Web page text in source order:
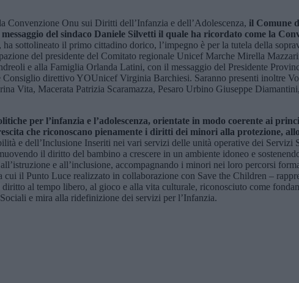
Convenzione Onu sui Diritti dell’Infanzia e dell’Adolescenza, il Comune
del sindaco Daniele Silvetti il quale ha ricordato come la
ha sottolineato il primo cittadino dorico, l’impegno è per la tutela della
del presidente del Comitato regionale Unicef Marche Mirella
e alla Famiglia Orlanda Latini, con il messaggio del Presidente
direttivo YOUnicef Virginia Barchiesi. Saranno presenti inoltre
Macerata Patrizia Scaramazza, Pesaro Urbino Giuseppe
per l’infanzia e l’adolescenza, orientate in modo coerente ai
che riconoscano pienamente i diritti dei minori alla protezione,
e dell’Inclusione Inseriti nei vari servizi delle unità operative dei Servizi
il diritto del bambino a crescere in un ambiente idoneo e
e all’inclusione, accompagnando i minori nei loro percorsi
il Punto Luce realizzato in collaborazione con Save the Children –
al tempo libero, al gioco e alla vita culturale, riconosciuto come
e mira alla ridefinizione dei servizi per l’Infanzia.